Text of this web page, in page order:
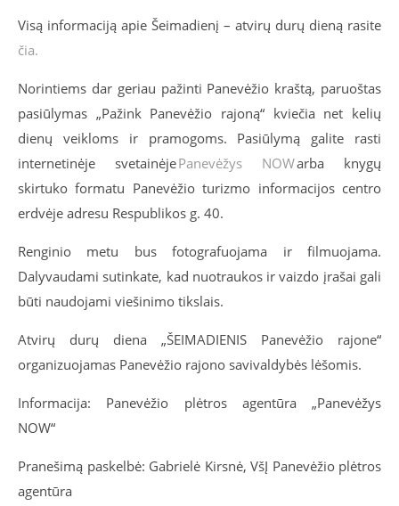
Visą informaciją apie Šeimadienį – atvirų durų dieną rasite
čia.
Norintiems dar geriau pažinti Panevėžio kraštą, paruoštas
pasiūlymas „Pažink Panevėžio rajoną“ kviečia net kelių
dienų veikloms ir pramogoms. Pasiūlymą galite rasti
internetinėje svetainėjePanevėžys NOWarba knygų
skirtuko formatu Panevėžio turizmo informacijos centro
erdvėje adresu Respublikos g. 40.
Renginio metu bus fotografuojama ir filmuojama.
Dalyvaudami sutinkate, kad nuotraukos ir vaizdo įrašai gali
būti naudojami viešinimo tikslais.
Atvirų durų diena „ŠEIMADIENIS Panevėžio rajone“
organizuojamas Panevėžio rajono savivaldybės lėšomis.
Informacija: Panevėžio plėtros agentūra „Panevėžys
NOW“
Pranešimą paskelbė: Gabrielė Kirsnė, VšĮ Panevėžio plėtros
agentūra